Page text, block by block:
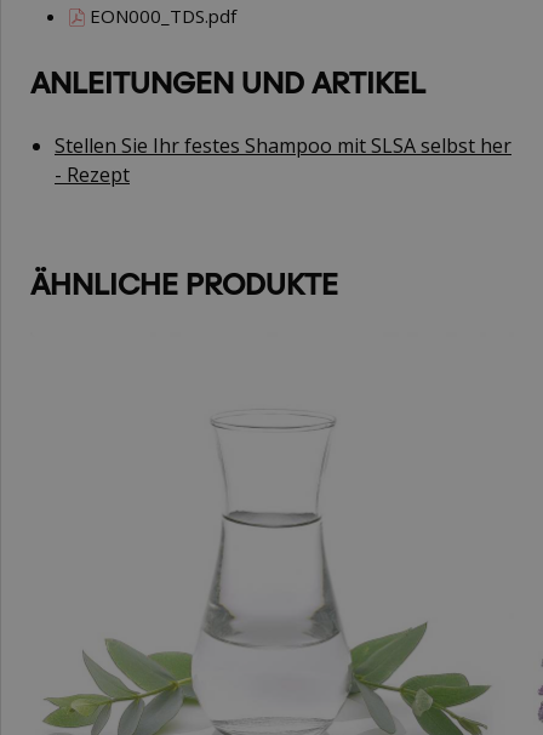
EON000_TDS.pdf
ANLEITUNGEN UND ARTIKEL
Stellen Sie Ihr festes Shampoo mit SLSA selbst her
- Rezept
ÄHNLICHE PRODUKTE